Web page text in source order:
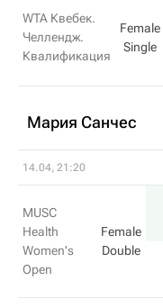
WTA Квебек.
Челлендж.
Квалификация
Female
Single
Мария Санчес
14.04, 21:20
MUSC
Health
Women's
Open
Female
Double